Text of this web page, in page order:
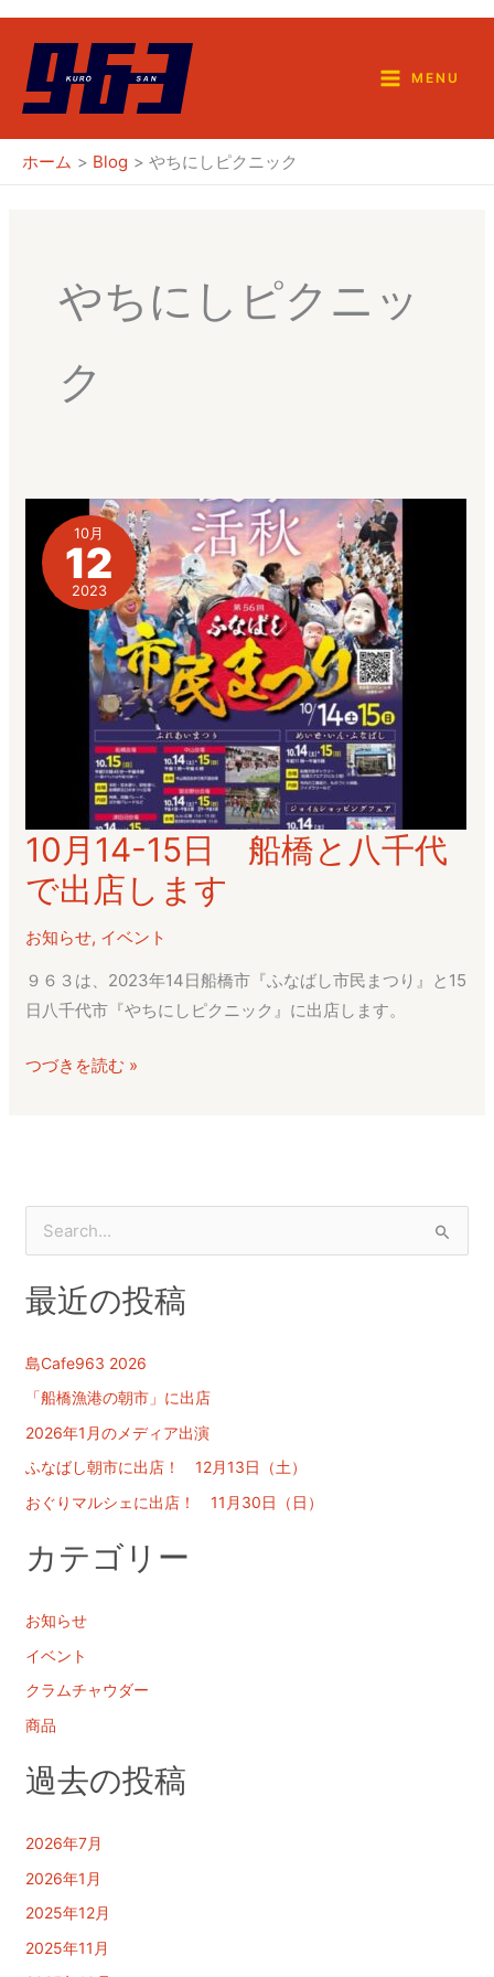
内
MENU
ホーム Blog やちにしピクニック
やちにしピクニッ
ク
10月
12
2023
10月14-15日 船橋と八千代
で出店します
お知らせ, イベント
９６３は、2023年14日船橋市『ふなばし市民まつり』と15
日八千代市『やちにしピクニック』に出店します。
10
14-
15
船
橋
出
し
ま
す
つづきを読む »
対
:
最近の投稿
島Cafe963 2026
「船橋漁港の朝市」に出店
2026年1月のメディア出演
ふなばし朝市に出店！ 12月13日（土）
おぐりマルシェに出店！ 11月30日（日）
カテゴリー
お知らせ
イベント
クラムチャウダー
商品
過去の投稿
2026年7月
2026年1月
2025年12月
2025年11月